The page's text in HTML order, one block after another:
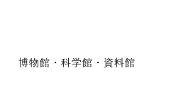
博物館・科学館・資料館